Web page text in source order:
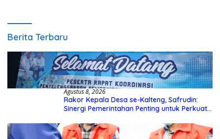
Berita Terbaru
Agustus 8, 2026
Rakor Kepala Desa se-Kalteng, Safrudin:
Sinergi Pemerintahan Penting untuk Perkuat